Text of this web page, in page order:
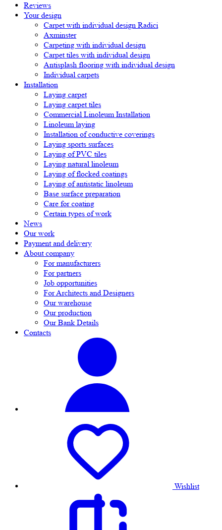
Reviews
Your design
Carpet with individual design Radici
Axminster
Carpeting with individual design
Carpet tiles with individual design
Antisplash flooring with individual design
Individual carpets
Installation
Laying carpet
Laying carpet tiles
Commercial Linoleum Installation
Linoleum laying
Installation of conductive coverings
Laying sports surfaces
Laying of PVC tiles
Laying natural linoleum
Laying of flocked coatings
Laying of antistatic linoleum
Base surface preparation
Care for coating
Certain types of work
News
Our work
Payment and delivery
About company
For manufacturers
For partners
Job opportunities
For Architects and Designers
Our warehouse
Our production
Our Bank Details
Contacts
Wishlist